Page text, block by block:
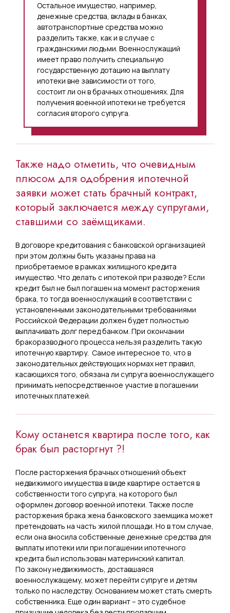
Остальное имущество, например,
денежные средства, вклады в банках,
автотранспортные средства можно
разделить также, как и в случае с
гражданскими людьми. Военнослужащий
имеет право получить специальную
государственную дотацию на выплату
ипотеки вне зависимости от того,
состоит ли он в брачных отношениях. Для
получения военной ипотеки не требуется
согласия второго супруга.
Также надо отметить, что очевидным
плюсом для одобрения ипотечной
заявки может стать брачный контракт,
который заключается между супругами,
ставшими со заёмщиками.
В договоре кредитования с банковской организацией
при этом должны быть указаны права на
приобретаемое в рамках жилищного кредита
имущество. Что делать с ипотекой при разводе? Если
кредит был не был погашен на момент расторжения
брака, то тогда военнослужащий в соответствии с
установленными законодательными требованиями
Российской Федерации должен будет полностью
выплачивать долг перед банком. При окончании
бракоразводного процесса нельзя разделить такую
ипотечную квартиру. Самое интересное то, что в
законодательных действующих нормах нет правил,
касающихся того, обязана ли супруга военнослужащего
принимать непосредственное участие в погашении
ипотечных платежей.
Кому останется квартира после того, как
брак был расторгнут ?!
После расторжения брачных отношений объект
недвижимого имущества в виде квартире остается в
собственности того супруга, на которого был
оформлен договор военной ипотеки. Также после
расторжения брака жена банковского заемщика может
претендовать на часть жилой площади. Но в том случае,
если она вносила собственные денежные средства для
выплаты ипотеки или при погашении ипотечного
кредита был использован материнский капитал.
По закону недвижимость, доставшаяся
военнослужащему, может перейти супруге и детям
только по наследству. Основанием может стать смерть
собственника. Еще один вариант – это судебное